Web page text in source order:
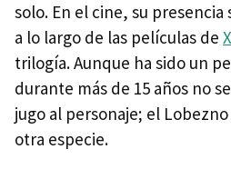
solo. En el cine, su
a lo largo de las películas de
trilogía. Aunque ha sido un
durante más de 15 años no
jugo al personaje; el
otra especie.